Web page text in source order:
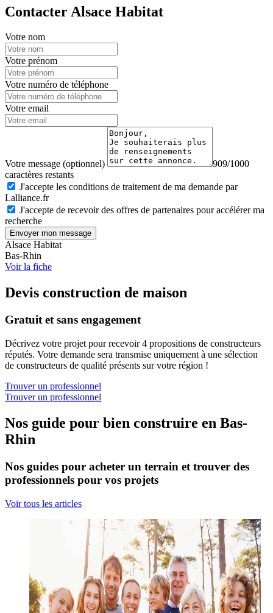
Contacter Alsace Habitat
Votre nom
Votre prénom
Votre numéro de téléphone
Votre email
Votre message (optionnel)
909/1000
caractères restants
J'accepte les conditions de traitement de ma demande par
Lalliance.fr
J'accepte de recevoir des offres de partenaires pour accélérer ma
recherche
Envoyer mon message
Alsace Habitat
Bas-Rhin
Voir la fiche
Devis construction de maison
Gratuit et sans engagement
Décrivez votre projet pour recevoir 4 propositions de constructeurs
réputés. Votre demande sera transmise uniquement à une sélection
de constructeurs de qualité présents sur votre région !
Trouver un professionnel
Trouver un professionnel
Nos guide pour bien construire en Bas-
Rhin
Nos guides pour acheter un terrain et trouver des
professionnels pour vos projets
Voir tous les articles